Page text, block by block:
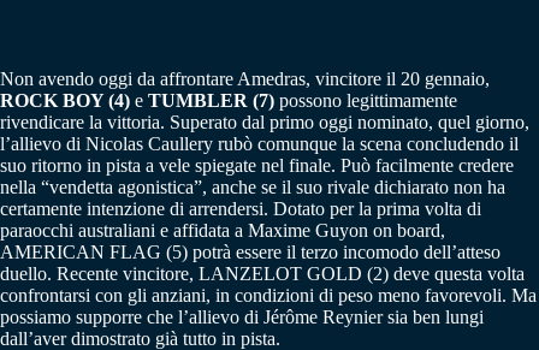
Non avendo oggi da affrontare Amedras, vincitore il 20 gennaio,
ROCK BOY (4) e TUMBLER (7) possono legittimamente
rivendicare la vittoria. Superato dal primo oggi nominato, quel giorno,
l’allievo di Nicolas Caullery rubò comunque la scena concludendo il
suo ritorno in pista a vele spiegate nel finale. Può facilmente credere
nella “vendetta agonistica”, anche se il suo rivale dichiarato non ha
certamente intenzione di arrendersi. Dotato per la prima volta di
paraocchi australiani e affidata a Maxime Guyon on board,
AMERICAN FLAG (5) potrà essere il terzo incomodo dell’atteso
duello. Recente vincitore, LANZELOT GOLD (2) deve questa volta
confrontarsi con gli anziani, in condizioni di peso meno favorevoli. Ma
possiamo supporre che l’allievo di Jérôme Reynier sia ben lungi
dall’aver dimostrato già tutto in pista.